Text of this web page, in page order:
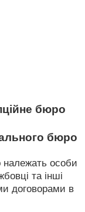
бюро
бюро
належать особи
та інші
договорами в